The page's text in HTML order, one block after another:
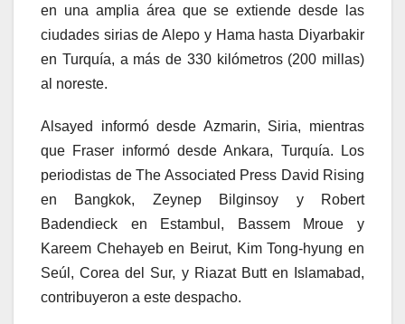
en una amplia área que se extiende desde las
ciudades sirias de Alepo y Hama hasta Diyarbakir
en Turquía, a más de 330 kilómetros (200 millas)
al noreste.
Alsayed informó desde Azmarin, Siria, mientras
que Fraser informó desde Ankara, Turquía. Los
periodistas de The Associated Press David Rising
en Bangkok, Zeynep Bilginsoy y Robert
Badendieck en Estambul, Bassem Mroue y
Kareem Chehayeb en Beirut, Kim Tong-hyung en
Seúl, Corea del Sur, y Riazat Butt en Islamabad,
contribuyeron a este despacho.